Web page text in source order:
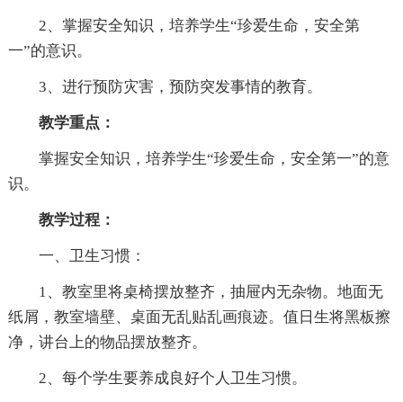
2、掌握安全知识，培养学生“珍爱生命，安全第
一”的意识。
3、进行预防灾害，预防突发事情的教育。
教学重点：
掌握安全知识，培养学生“珍爱生命，安全第一”的意
识。
教学过程：
一、卫生习惯：
1、教室里将桌椅摆放整齐，抽屉内无杂物。地面无
纸屑，教室墙壁、桌面无乱贴乱画痕迹。值日生将黑板擦
净，讲台上的物品摆放整齐。
2、每个学生要养成良好个人卫生习惯。